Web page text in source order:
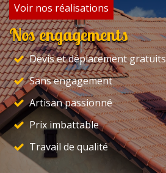
Voir nos réalisations
Nos engagements
Devis et déplacement gratuits
Sans engagement
Artisan passionné
Prix imbattable
Travail de qualité